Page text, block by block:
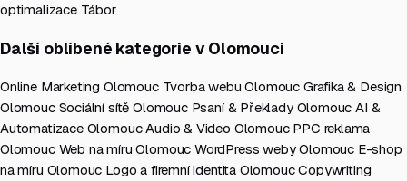
optimalizace Tábor
Další oblíbené kategorie v Olomouci
Online Marketing Olomouc Tvorba webu Olomouc Grafika & Design
Olomouc Sociální sítě Olomouc Psaní & Překlady OlomoucAI &
Automatizace OlomoucAudio & Video Olomouc PPC reklama
Olomouc Web na míru Olomouc WordPress weby Olomouc E-shop
na míru Olomouc Logo a firemní identita OlomoucCopywriting